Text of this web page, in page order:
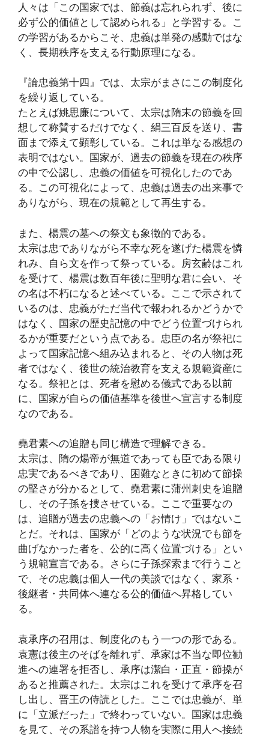
人々は「この国家では、節義は忘れられず、後に
必ず公的価値として認められる」と学習する。こ
の学習があるからこそ、忠義は単発の感動ではな
く、長期秩序を支える行動原理になる。
『論忠義第十四』では、太宗がまさにこの制度化
を繰り返している。
たとえば姚思廉について、太宗は隋末の節義を回
想して称賛するだけでなく、絹三百反を送り、書
面まで添えて顕彰している。これは単なる感想の
表明ではない。国家が、過去の節義を現在の秩序
の中で公認し、忠義の価値を可視化したのであ
る。この可視化によって、忠義は過去の出来事で
ありながら、現在の規範として再生する。
また、楊震の墓への祭文も象徴的である。
太宗は忠でありながら不幸な死を遂げた楊震を憐
れみ、自ら文を作って祭っている。房玄齢はこれ
を受けて、楊震は数百年後に聖明な君に会い、そ
の名は不朽になると述べている。ここで示されて
いるのは、忠義がただ当代で報われるかどうかで
はなく、国家の歴史記憶の中でどう位置づけられ
るかが重要だという点である。忠臣の名が祭祀に
よって国家記憶へ組み込まれると、その人物は死
者ではなく、後世の統治教育を支える規範資産に
なる。祭祀とは、死者を慰める儀式である以前
に、国家が自らの価値基準を後世へ宣言する制度
なのである。
堯君素への追贈も同じ構造で理解できる。
太宗は、隋の煬帝が無道であっても臣である限り
忠実であるべきであり、困難なときに初めて節操
の堅さが分かるとして、堯君素に蒲州刺史を追贈
し、その子孫を捜させている。ここで重要なの
は、追贈が過去の忠義への「お情け」ではないこ
とだ。それは、国家が「どのような状況でも節を
曲げなかった者を、公的に高く位置づける」とい
う規範宣言である。さらに子孫探索まで行うこと
で、その忠義は個人一代の美談ではなく、家系・
後継者・共同体へ連なる公的価値へ昇格してい
る。
袁承序の召用は、制度化のもう一つの形である。
袁憲は後主のそばを離れず、承家は不当な即位勧
進への連署を拒否し、承序は潔白・正直・節操が
あると推薦された。太宗はこれを受けて承序を召
し出し、晋王の侍読とした。ここでは忠義が、単
に「立派だった」で終わっていない。国家は忠義
を見て、その系譜を持つ人物を実際に用人へ接続